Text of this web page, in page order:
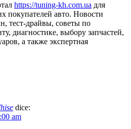
https://tuning-kh.com.ua для
покупателей авто. Новости
тест-драйвы, советы по
диагностике, выбору запчастей,
а также экспертная
dice:
am